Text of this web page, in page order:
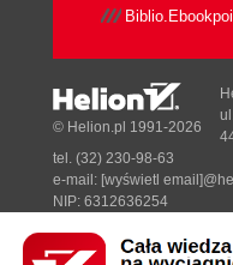
Designed with ♥ byTonik.pl
© Helion.pl 1991-2026
tel. (32) 230-98-63
e-mail: [wyświetl
NIP: 6312636254